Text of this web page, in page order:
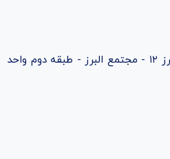
قائم‌شهر - خ تهران - نبش البرز ۱۲ - مجتمع البرز - طبقه دوم واحد